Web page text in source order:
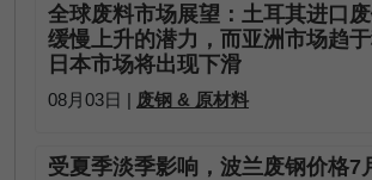
全球废料市场展望：土耳其进口
缓慢上升的潜力，而亚洲市场趋
日本市场将出现下滑
08月03日 | 废钢 & 原材料
受夏季淡季影响，波兰废钢价格7